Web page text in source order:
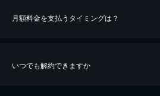
※40％ポイント還元の対象は、クレジットカード決済
月額料金を支払うタイミングは？
いつでも解約できますか